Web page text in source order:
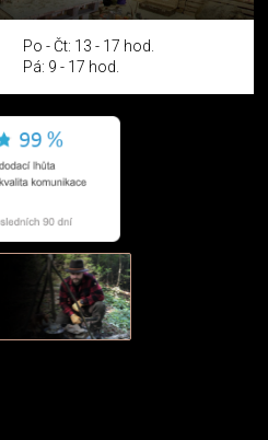
Po - Čt: 13 - 17 hod.
Pá: 9 - 17 hod.